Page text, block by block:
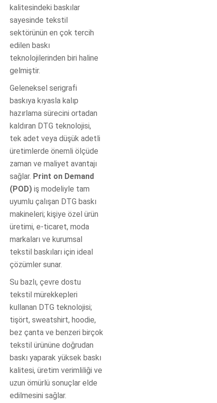
kalitesindeki baskılar
sayesinde tekstil
sektörünün en çok tercih
edilen baskı
teknolojilerinden biri haline
gelmiştir.
Geleneksel serigrafi
baskıya kıyasla kalıp
hazırlama sürecini ortadan
kaldıran DTG teknolojisi,
tek adet veya düşük adetli
üretimlerde önemli ölçüde
zaman ve maliyet avantajı
sağlar. Print on Demand
(POD) iş modeliyle tam
uyumlu çalışan DTG baskı
makineleri; kişiye özel ürün
üretimi, e-ticaret, moda
markaları ve kurumsal
tekstil baskıları için ideal
çözümler sunar.
Su bazlı, çevre dostu
tekstil mürekkepleri
kullanan DTG teknolojisi;
tişört, sweatshirt, hoodie,
bez çanta ve benzeri birçok
tekstil ürününe doğrudan
baskı yaparak yüksek baskı
kalitesi, üretim verimliliği ve
uzun ömürlü sonuçlar elde
edilmesini sağlar.